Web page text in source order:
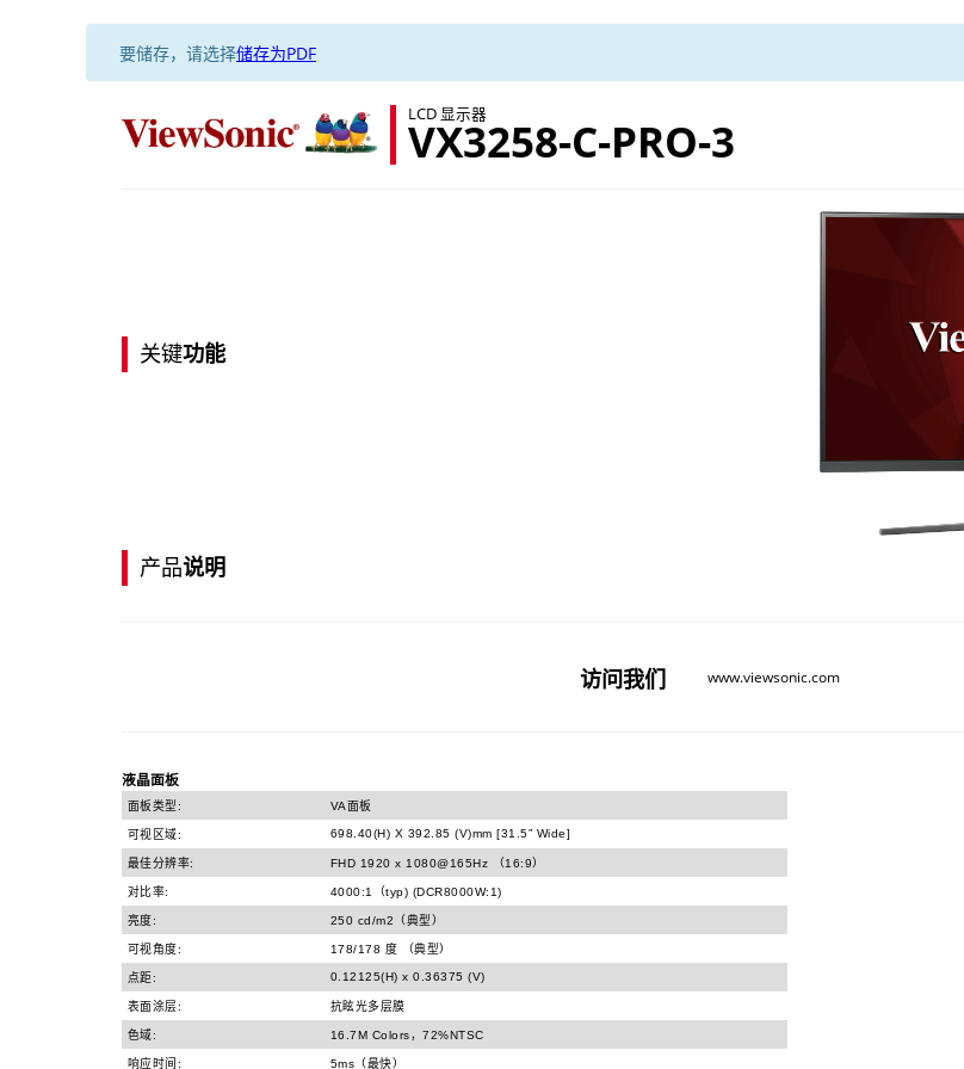
要储存，请选择储存为PDF
LCD 显示器
VX3258-C-PRO-3
关键功能
产品说明
访问我们 www.viewsonic.com
液晶面板
面板类型: VA面板
可视区域: 698.40(H) X 392.85 (V)mm [31.5” Wide]
最佳分辨率: FHD 1920 x 1080@165Hz （16:9）
对比率: 4000:1（typ) (DCR8000W:1)
亮度: 250 cd/m2（典型）
可视角度: 178/178 度 （典型）
点距: 0.12125(H) x 0.36375 (V)
表面涂层: 抗眩光多层膜
色域: 16.7M Colors，72%NTSC
响应时间: 5ms（最快）